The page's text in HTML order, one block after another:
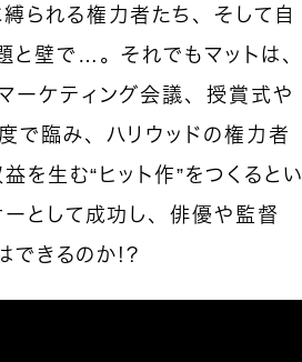
られる権力者たち、そして自
と壁で…。それでもマットは、
ーケティング会議、授賞式や
で臨み、ハリウッドの権力者
を生む“ヒット作”をつくるとい
として成功し、俳優や監督
きるのか！？